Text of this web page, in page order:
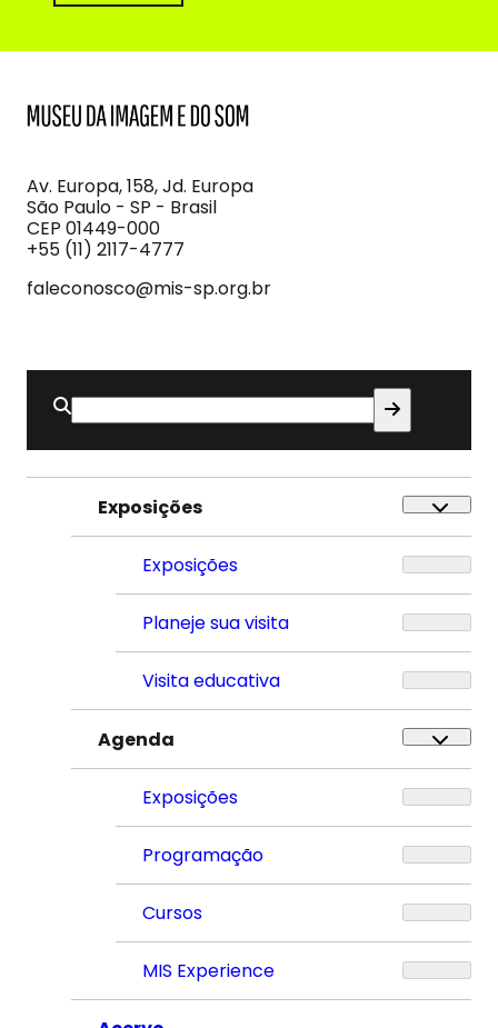
Imagem
e
do
Som
Av. Europa, 158, Jd. Europa
São Paulo - SP - Brasil
CEP 01449-000
+55 (11) 2117-4777
faleconosco@mis-sp.org.br
Buscar
por:
Exposições
Exposições
Planeje sua visita
Visita educativa
Agenda
Exposições
Programação
Cursos
MIS Experience